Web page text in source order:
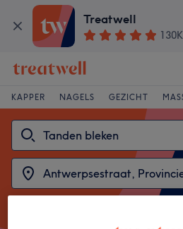
Treatwell
130K
KAPPER NAGELS GEZICHT